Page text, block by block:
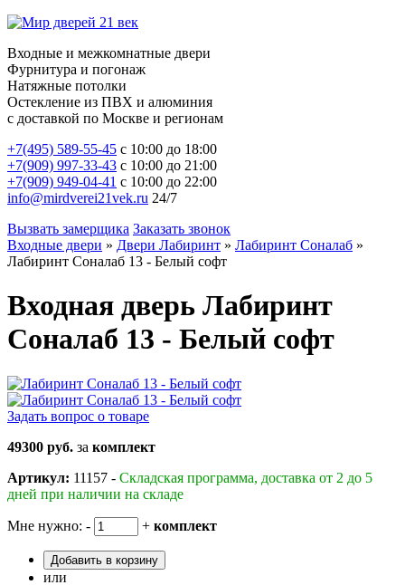
Входные и межкомнатные двери
Фурнитура и погонаж
Натяжные потолки
Остекление из ПВХ и алюминия
с доставкой по Москве и регионам
+7(495) 589-55-45 с 10:00 до 18:00
+7(909) 997-33-43 с 10:00 до 21:00
+7(909) 949-04-41 с 10:00 до 22:00
info@mirdverei21vek.ru 24/7
Вызвать замерщика Заказать звонок
Входные двери » Двери Лабиринт » Лабиринт Соналаб »
Лабиринт Соналаб 13 - Белый софт
Входная дверь Лабиринт
Соналаб 13 - Белый софт
Задать вопрос о товаре
49300 руб. за комплект
Артикул: 11157 - Складская программа, доставка от 2 до 5
дней при наличии на складе
Мне нужно: - + комплект
Добавить в корзину
или